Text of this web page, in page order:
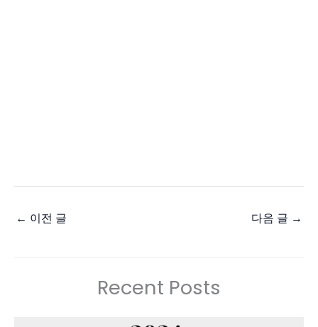
← 이전 글 다음 글 →
Recent Posts